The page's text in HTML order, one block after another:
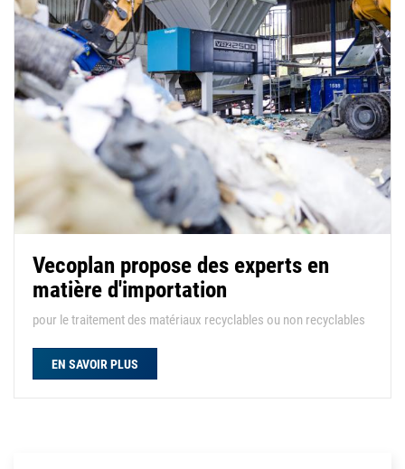
Vecoplan propose des experts en
matière d'importation
pour le traitement des matériaux recyclables ou non recyclables
EN SAVOIR PLUS